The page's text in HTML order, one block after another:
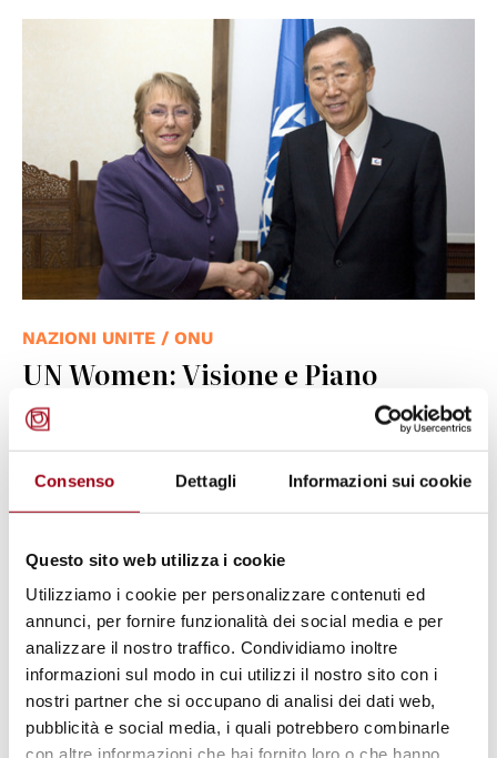
Consenso Dettagli Informazioni sui cookie
Questo sito web utilizza i cookie
Utilizziamo i cookie per personalizzare contenuti ed
annunci, per fornire funzionalità dei social media e per
analizzare il nostro traffico. Condividiamo inoltre
informazioni sul modo in cui utilizzi il nostro sito con i
nostri partner che si occupano di analisi dei dati web,
pubblicità e social media, i quali potrebbero combinarle
con altre informazioni che hai fornito loro o che hanno
NAZIONI UNITE / ONU
UN Women: Visione e Piano
d'azione per i primi 100 giorni
10.02.2011